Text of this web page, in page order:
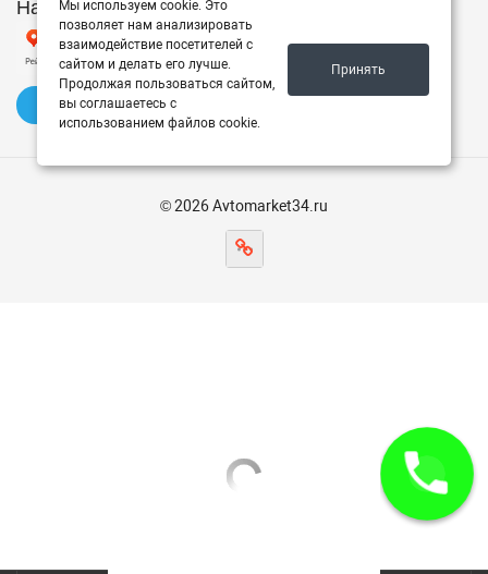
Наш рейтинг на Яндексе
✍️ Оставить отзыв
© 2026 Avtomarket34.ru
Мы используем cookie. Это
позволяет нам анализировать
взаимодействие посетителей с
сайтом и делать его лучше.
Продолжая пользоваться сайтом,
вы соглашаетесь с
использованием файлов cookie.
Принять